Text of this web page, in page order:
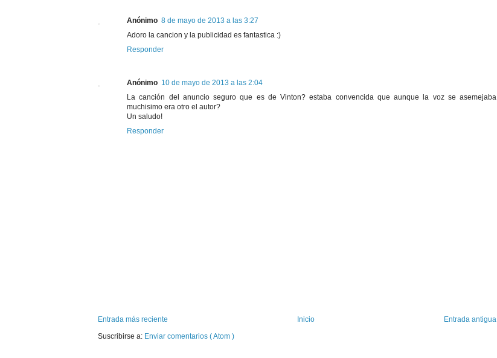
Anónimo 8 de mayo de 2013 a las 3:27
Adoro la cancion y la publicidad es fantastica :)
Responder
Anónimo 10 de mayo de 2013 a las 2:04
La canción del anuncio seguro que es de Vinton? estaba convencida que aunque la voz se asemejaba
muchisimo era otro el autor?
Un saludo!
Responder
Entrada más reciente Entrada antigua
Inicio
Suscribirse a: Enviar comentarios ( Atom )